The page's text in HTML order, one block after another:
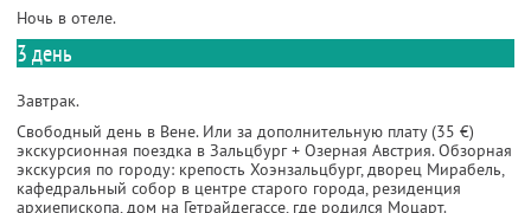
Ночь в отеле.
3 день
Завтрак.
Свободный день в Вене. Или за дополнительную плату (35 €)
экскурсионная поездка в Зальцбург + Озерная Австрия. Обзорная
экскурсия по городу: крепость Хоэнзальцбург, дворец Мирабель,
кафедральный собор в центре старого города, резиденция
архиепископа, дом на Гетрайдегассе, где родился Моцарт.